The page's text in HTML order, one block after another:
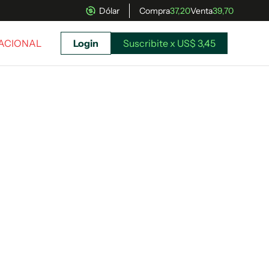
Dólar Compra37,20Venta39,70
Login Suscribite x US$ 3,45